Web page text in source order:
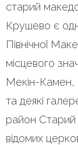
старий
Крушево є
Північної
місцевого
Мекін-Камен,
та деякі
район Старий
відомих